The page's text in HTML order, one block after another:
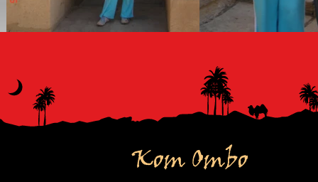
Kom Ombo